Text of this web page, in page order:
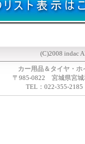
(C)2008 indac
カー用品＆タイヤ・
〒985-0822 宮城県宮城
TEL：022-355-